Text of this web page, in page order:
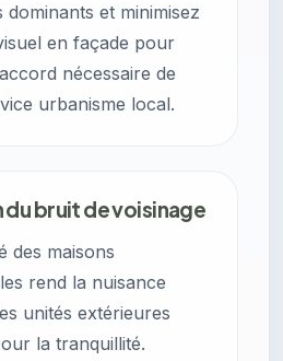
dominants et minimisez
en façade pour
nécessaire de
urbanisme local.
bruit de voisinage
des maisons
rend la nuisance
unités extérieures
la tranquillité.